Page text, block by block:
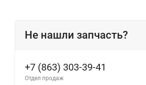
Не нашли запчасть?
+7 (863) 303-39-41
Отдел продаж